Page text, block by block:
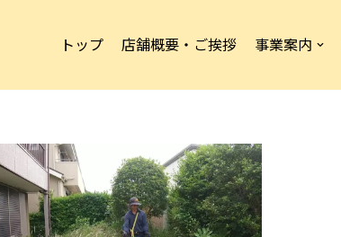
トップ 店舗概要・ご挨拶 事業案内